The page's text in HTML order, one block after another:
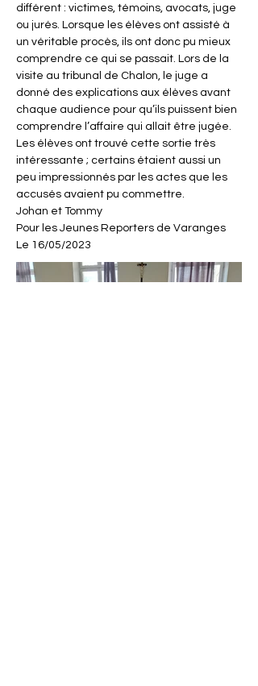
différent : victimes, témoins, avocats, juge
ou jurés. Lorsque les élèves ont assisté à
un véritable procès, ils ont donc pu mieux
comprendre ce qui se passait. Lors de la
visite au tribunal de Chalon, le juge a
donné des explications aux élèves avant
chaque audience pour qu’ils puissent bien
comprendre l’affaire qui allait être jugée.
Les élèves ont trouvé cette sortie très
intéressante ; certains étaient aussi un
peu impressionnés par les actes que les
accusés avaient pu commettre.
Johan et Tommy
Pour les Jeunes Reporters de Varanges
Le 16/05/2023